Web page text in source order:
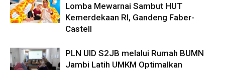
Lomba Mewarnai Sambut HUT
Kemerdekaan RI, Gandeng Faber-
Castell
PLN UID S2JB melalui Rumah BUMN
Jambi Latih UMKM Optimalkan